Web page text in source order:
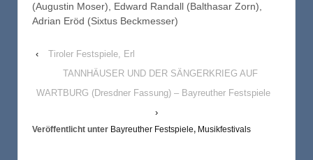
(Augustin Moser), Edward Randall (Balthasar Zorn),
Adrian Eröd (Sixtus Beckmesser)
‹
Tiroler Festspiele, Erl
TANNHÄUSER UND DER SÄNGERKRIEG AUF
WARTBURG (Dresdner Fassung) – Bayreuther Festspiele
›
Veröffentlicht unter Bayreuther Festspiele, Musikfestivals